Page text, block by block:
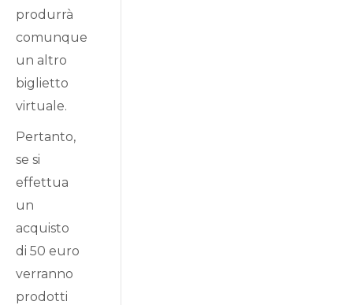
produrrà
comunque
un altro
biglietto
virtuale.
Pertanto,
se si
effettua
un
acquisto
di 50 euro
verranno
prodotti